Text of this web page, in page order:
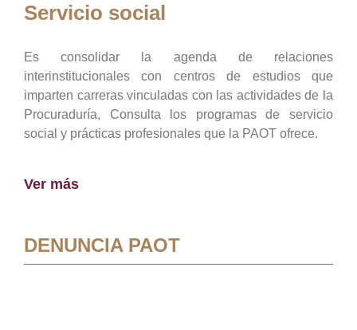
Servicio social
Es consolidar la agenda de relaciones
interinstitucionales con centros de estudios que
imparten carreras vinculadas con las actividades de la
Procuraduría, Consulta los programas de servicio
social y prácticas profesionales que la PAOT ofrece.
Ver más
DENUNCIA PAOT